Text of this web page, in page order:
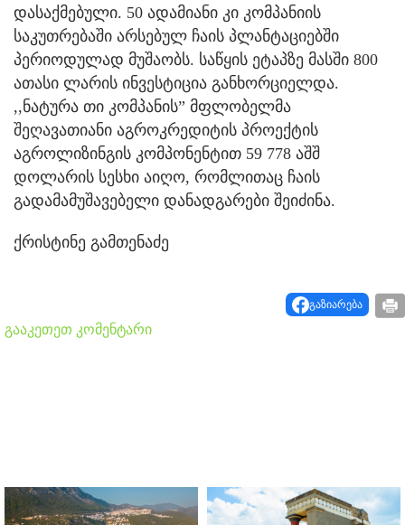
დასაქმებული. 50 ადამიანი კი კომპანიის
საკუთრებაში არსებულ ჩაის პლანტაციებში
პერიოდულად მუშაობს. საწყის ეტაპზე მასში 800
ათასი ლარის ინვესტიცია განხორციელდა.
,,ნატურა თი კომპანის” მფლობელმა
შეღავათიანი აგროკრედიტის პროექტის
აგროლიზინგის კომპონენტით 59 778 აშშ
დოლარის სესხი აიღო, რომლითაც ჩაის
გადამამუშავებელი დანადგარები შეიძინა.
ქრისტინე გამთენაძე
გაზიარება
გააკეთეთ კომენტარი